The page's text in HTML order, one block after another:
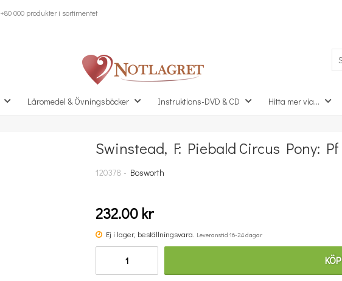
+80 000 produkter i sortimentet
Läromedel & Övningsböcker Instruktions-DVD & CD Hitta mer via...
Missa inte detta...
Swinstead, F: Piebald Circus Pony: Pf
120378 - Bosworth
232.00 kr
Ej i lager, beställningsvara. Leveranstid 16-24 dagar
KÖP